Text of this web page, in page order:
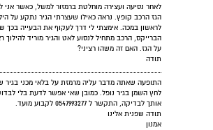
לאחר נסיעה ועצירה מוחלטת ברמזור למשל, כאשר אני
הגז הרכב קופץ. נראה כאילו שעצרתי הגיר נתקע על
לראשון במכה. אימצתי לי דרך לעקוף את הבעייה בכך
הברייקס, הרכב מתחיל לנסוע לאט והגיר מוריד להילוך
על הגז. האם זה משהו רציני?
תודה
התופעה שאתה מדבר עליה מרמזת על בלאי מכני בגיר
לחץ השמן בגיר נופל. כמובן שאי אפשר לדעת בלי
אותך לבדיקה, התקשר ל 0547993277 לקבוע מועד.
תודה שפנית אלינו
אמנון